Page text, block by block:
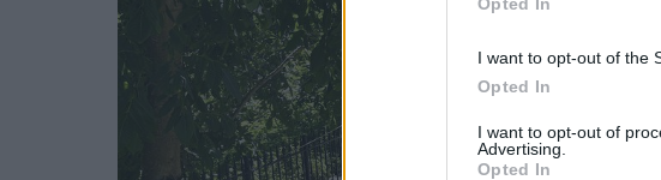
I want to opt-out of the
Opted In
I want to opt-out of
Advertising.
Opted In